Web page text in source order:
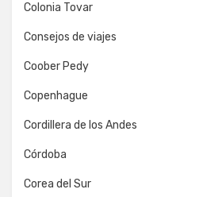
Colonia Tovar
Consejos de viajes
Coober Pedy
Copenhague
Cordillera de los Andes
Córdoba
Corea del Sur